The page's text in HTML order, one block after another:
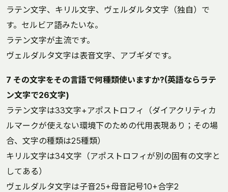
ラテン文字、キリル文字、ヴェルダルタ文字（独自）で
す。セルビア語みたいな。
ラテン文字が主流です。
ヴェルダルタ文字は表音文字、アブギダです。
7 その文字をその言語で何種類使いますか?(英語ならラテ
ン文字で26文字)
ラテン文字は33文字+アポストロフィ（ダイアクリティカ
ルマークが使えない環境下のための代用表現あり；その場
合、文字の種類は25種類）
キリル文字は34文字（アポストロフィが別の固有の文字と
してある）
ヴェルダルタ文字は子音25+母音記号10+合字2